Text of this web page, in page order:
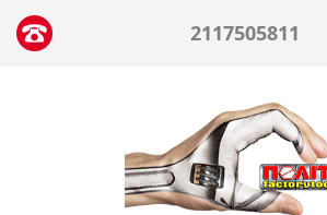
2117505811